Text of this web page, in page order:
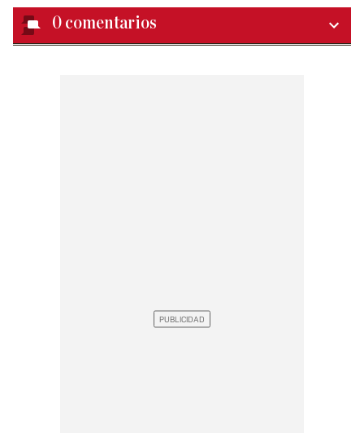
0 comentarios